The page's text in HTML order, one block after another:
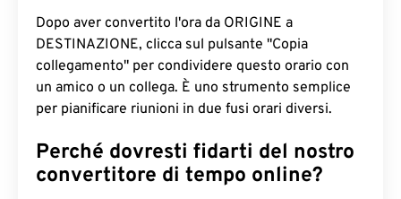
Dopo aver convertito l'ora da ORIGINE a
DESTINAZIONE, clicca sul pulsante "Copia
collegamento" per condividere questo orario con
un amico o un collega. È uno strumento semplice
per pianificare riunioni in due fusi orari diversi.
Perché dovresti fidarti del nostro
convertitore di tempo online?